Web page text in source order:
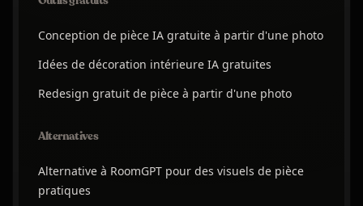
Conception de pièce IA gratuite à partir d'une photo
Idées de décoration intérieure IA gratuites
Redesign gratuit de pièce à partir d'une photo
Alternatives
Alternative à RoomGPT pour des visuels de pièce
pratiques